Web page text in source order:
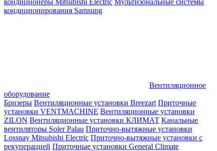
кондиционеры Mitsubishi Electric Мультизональные системы
кондиционирования Samsung
Вентиляционное
оборудование
Бризеры Вентиляционные установки Breezart Приточные
установки VENTMACHINE Вентиляционные установки
ZILON Вентиляционные установки КЛИМАТ Канальные
вентиляторы Soler Palau Приточно-вытяжные установки
Lossnay Mitsubishi Electric Приточно-вытяжные установки с
рекуперацией Приточные установки General Climate